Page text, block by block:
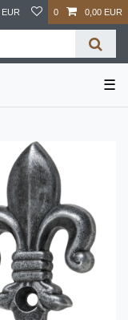
EUR 0 0,00 EUR
☰